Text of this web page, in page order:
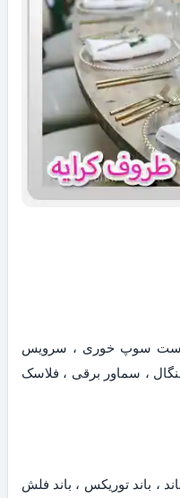
، ست سوپ خوری ، سرویس
، سماور برقی ، فلاسک
، باند توریکس ، باند فلش